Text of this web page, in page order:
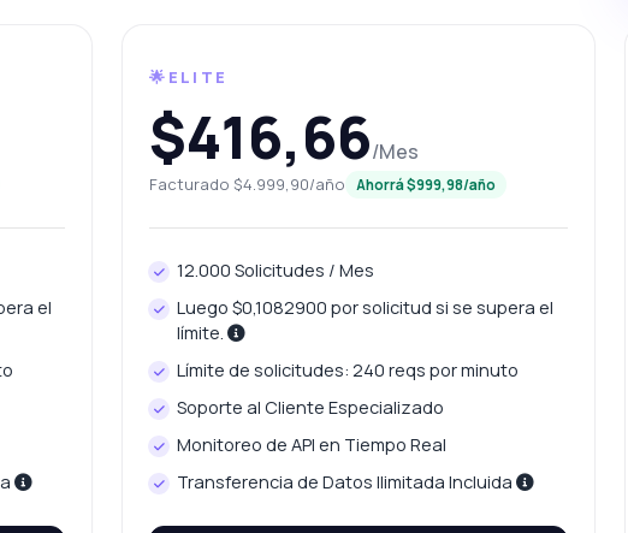
el
🌟ELITE
$416,66/Mes
Facturado $4.999,90/año Ahorrá $999,98/año
12.000 Solicitudes / Mes
Luego $0,1082900 por solicitud si se supera el
límite.
Límite de solicitudes: 240 reqs por minuto
Soporte al Cliente Especializado
Monitoreo de API en Tiempo Real
Transferencia de Datos Ilimitada Incluida